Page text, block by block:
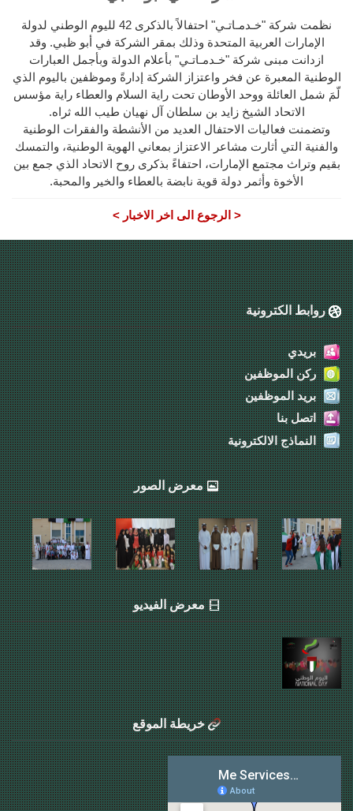
نظمت شركة "خـدمـاتـي"
احتفالاً بالذكرى 42 لليوم الوطني لدولة
الإمارات العربية المتحدة وذلك بمقر الشركة في أبو ظبي. وقد
ازدانت مبنى شركة "خـدمـاتـي" بأعلام الدولة وبأجمل العبارات
الوطنية المعبرة عن فخر واعتزاز الشركة إدارةً وموظفين باليوم الذي
لّمَ شمل العائلة ووحد الأوطان تحت راية السلام والعطاء راية مؤسس
الاتحاد الشيخ زايد بن سلطان آل نهيان طيب الله ثراه.
وتضمنت فعاليات الاحتفال العديد من الأنشطة والفقرات الوطنية
والفنية التي أثارت مشاعر الاعتزاز بمعاني الهوية الوطنية، والتمسك
بقيم وتراث مجتمع الإمارات، احتفاءً بذكرى روح الاتحاد الذي جمع بين
الأخوة وأثمر دولة قوية نابضة بالعطاء والخير والمحبة.
< الرجوع الى اخر الاخبار >
روابط الكترونية
بريدي
ركن الموظفين
بريد الموظفين
اتصل بنا
النماذج الالكترونية
معرض الصور
معرض الفيديو
خريطة الموقع